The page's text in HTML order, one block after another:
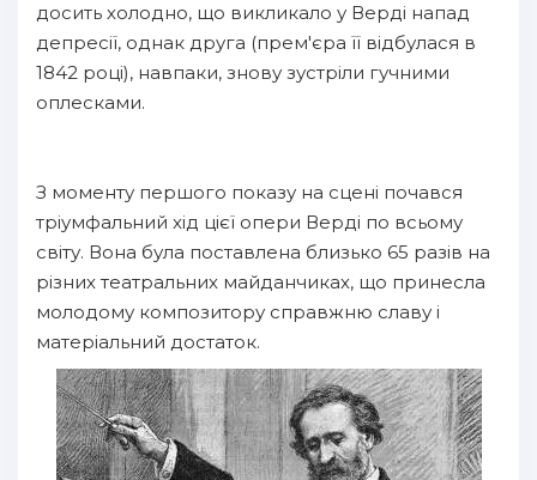
досить холодно, що викликало у Верді напад
депресії, однак друга (прем'єра її відбулася в
1842 році), навпаки, знову зустріли гучними
оплесками.
З моменту першого показу на сцені почався
тріумфальний хід цієї опери Верді по всьому
світу. Вона була поставлена близько 65 разів на
різних театральних майданчиках, що принесла
молодому композитору справжню славу і
матеріальний достаток.